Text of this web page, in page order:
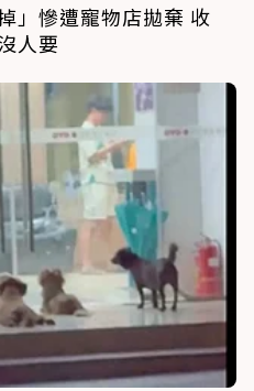
」慘遭寵物店拋棄 收
人要